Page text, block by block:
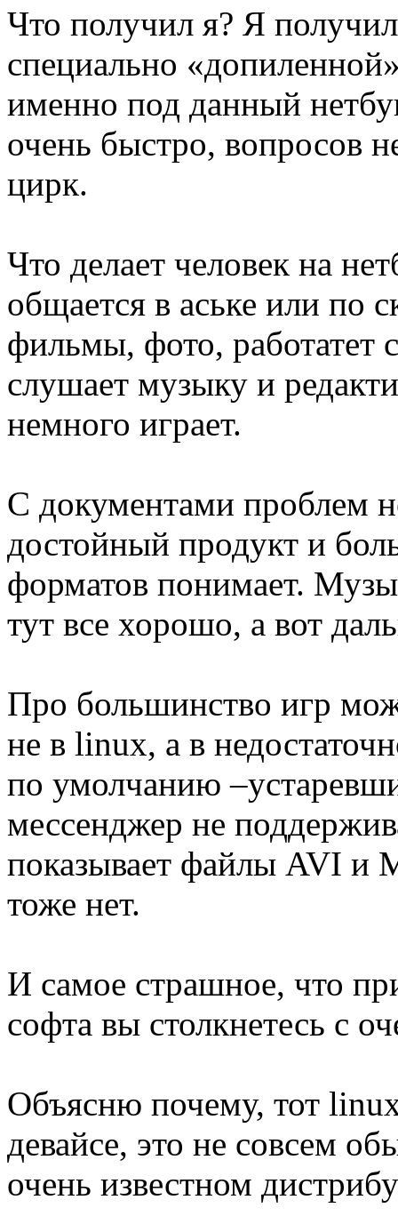
Что получил я? Я
специально
именно под данный
очень быстро, вопросов
цирк.
Что делает человек на
общается в аське или по
фильмы, фото, работатет
слушает музыку и
немного играет.
С документами проблем
достойный продукт и
форматов понимает.
тут все хорошо, а вот
Про большинство игр
не в linux, а в
по умолчанию
мессенджер не
показывает файлы AVI и
тоже нет.
И самое страшное, что
софта вы столкнетесь с
Объясню почему, тот
девайсе, это не совсем
очень известном